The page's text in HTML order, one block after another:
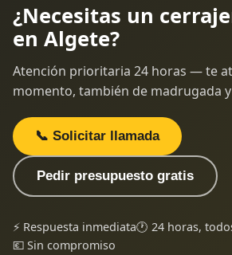
¿Necesitas un
en Algete?
Atención prioritaria 24 horas — te
momento, también de madrugada
📞 Solicitar llamada
Pedir presupuesto gratis
⚡ Respuesta inmediata🕐 24 horas,
💶 Sin compromiso